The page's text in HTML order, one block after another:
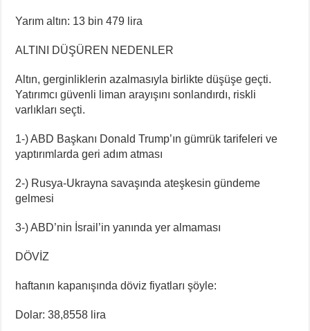
Yarım altın: 13 bin 479 lira
ALTINI DÜŞÜREN NEDENLER
Altın, gerginliklerin azalmasıyla birlikte düşüşe geçti.
Yatırımcı güvenli liman arayışını sonlandırdı, riskli
varlıkları seçti.
1-) ABD Başkanı Donald Trump’ın gümrük tarifeleri ve
yaptırımlarda geri adım atması
2-) Rusya-Ukrayna savaşında ateşkesin gündeme
gelmesi
3-) ABD’nin İsrail’in yanında yer almaması
DÖVİZ
haftanın kapanışında döviz fiyatları şöyle:
Dolar: 38,8558 lira